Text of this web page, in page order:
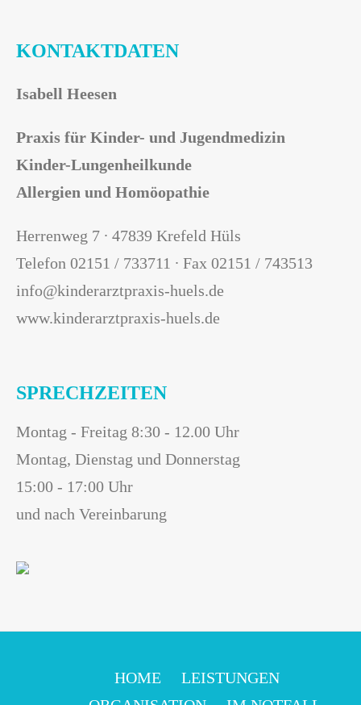
KONTAKTDATEN
Isabell Heesen
Praxis für Kinder- und Jugendmedizin
Kinder-Lungenheilkunde
Allergien und Homöopathie
Herrenweg 7 ∙ 47839 Krefeld Hüls
Telefon 02151 / 733711 ∙ Fax 02151 / 743513
info@kinderarztpraxis-huels.de
www.kinderarztpraxis-huels.de
SPRECHZEITEN
Montag - Freitag 8:30 - 12.00 Uhr
Montag, Dienstag und Donnerstag
15:00 - 17:00 Uhr
und nach Vereinbarung
HOME
LEISTUNGEN